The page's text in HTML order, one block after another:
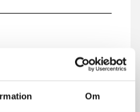
Om